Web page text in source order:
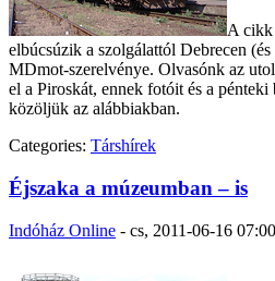
A cikk
elbúcsúzik a szolgálattól Debrecen
MDmot-szerelvénye. Olvasónk az
el a Piroskát, ennek fotóit és a pénteki
közöljük az alábbiakban.
Categories: Társhírek
Éjszaka a múzeumban – is
Indóház Online - cs, 2011-06-16 07:00